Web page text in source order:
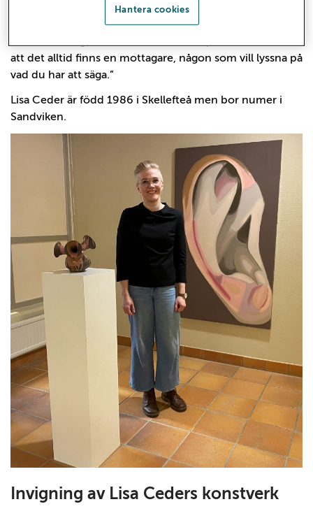
Världen omkring kan verka märklig och ibland känns det
som att ingen lyssnar. Att det du sänder ut bara
att det alltid finns en mottagare, någon som vill lyssna på
vad du har att säga.”
Lisa Ceder är född 1986 i Skellefteå men bor numer i
Sandviken.
Invigning av Lisa Ceders konstverk
Hantera cookies